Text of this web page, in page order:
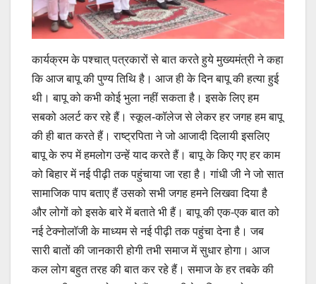
कार्यक्रम के पश्चात् पत्रकारों से बात करते हुये मुख्यमंत्री ने कहा
कि आज बापू की पुण्य तिथि है। आज ही के दिन बापू की हत्या हुई
थी। बापू को कभी कोई भुला नहीं सकता है। इसके लिए हम
सबको अलर्ट कर रहे हैं। स्कूल-कॉलेज से लेकर हर जगह हम बापू
की ही बात करते हैं। राष्ट्रपिता ने जो आजादी दिलायी इसलिए
बापू के रुप में हमलोग उन्हें याद करते हैं। बापू के किए गए हर काम
को बिहार में नई पीढ़ी तक पहुंचाया जा रहा है। गांधी जी ने जो सात
सामाजिक पाप बताए हैं उसको सभी जगह हमने लिखवा दिया है
और लोगों को इसके बारे में बताते भी हैं। बापू की एक-एक बात को
नई टेक्नोलॉजी के माध्यम से नई पीढ़ी तक पहुंचा देना है। जब
सारी बातों की जानकारी होगी तभी समाज में सुधार होगा। आज
कल लोग बहुत तरह की बात कर रहे हैं। समाज के हर तबके की